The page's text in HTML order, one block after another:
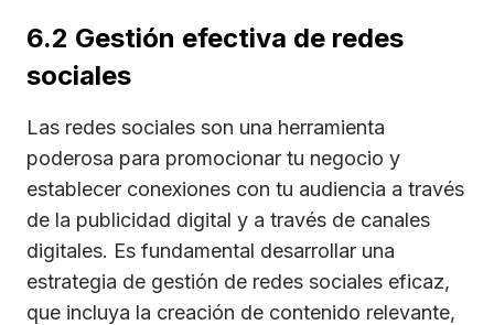
6.2 Gestión efectiva de redes
sociales
Las redes sociales son una herramienta
poderosa para promocionar tu negocio y
establecer conexiones con tu audiencia a través
de la publicidad digital y a través de canales
digitales. Es fundamental desarrollar una
estrategia de gestión de redes sociales eficaz,
que incluya la creación de contenido relevante,